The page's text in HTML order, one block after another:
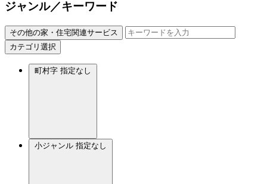
ジャンル／キーワード
その他の家・住宅関連サービス
カテゴリ選択
町村字 指定なし
小ジャンル 指定なし